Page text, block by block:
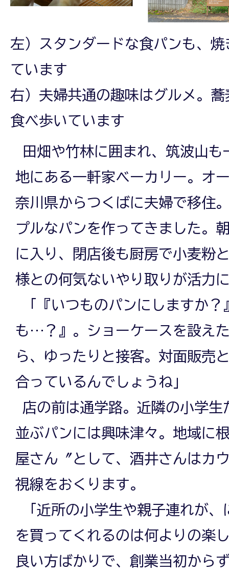
左）スタンダードな食パンも、
ています
右）夫婦共通の趣味はグルメ。
食べ歩いています
田畑や竹林に囲まれ、筑波山も
地にある一軒家ベーカリー。オ
奈川県からつくばに夫婦で移住
プルなパンを作ってきました。
に入り、閉店後も厨房で小麦粉
様との何気ないやり取りが活力
「『いつものパンにしますか？
も…？』。ショーケースを設え
ら、ゆったりと接客。対面販売
合っているんでしょうね」
店の前は通学路。近隣の小学生
並ぶパンには興味津々。地域に
屋さん〞として、酒井さんはカ
視線をおくります。
「近所の小学生や親子連れが、
を買ってくれるのは何よりの楽
良い方ばかりで、創業当初から